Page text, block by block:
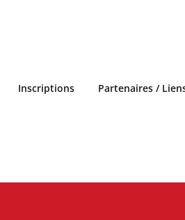
Inscriptions Partenaires /